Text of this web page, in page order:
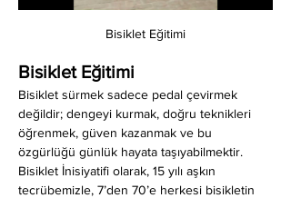
Bisiklet Eğitimi
Bisiklet Eğitimi
Bisiklet sürmek sadece pedal çevirmek
değildir; dengeyi kurmak, doğru teknikleri
öğrenmek, güven kazanmak ve bu
özgürlüğü günlük hayata taşıyabilmektir.
Bisiklet İnisiyatifi olarak, 15 yılı aşkın
tecrübemizle, 7’den 70’e herkesi bisikletin